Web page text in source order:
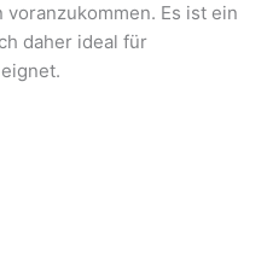
Es ist ein
daher ideal für